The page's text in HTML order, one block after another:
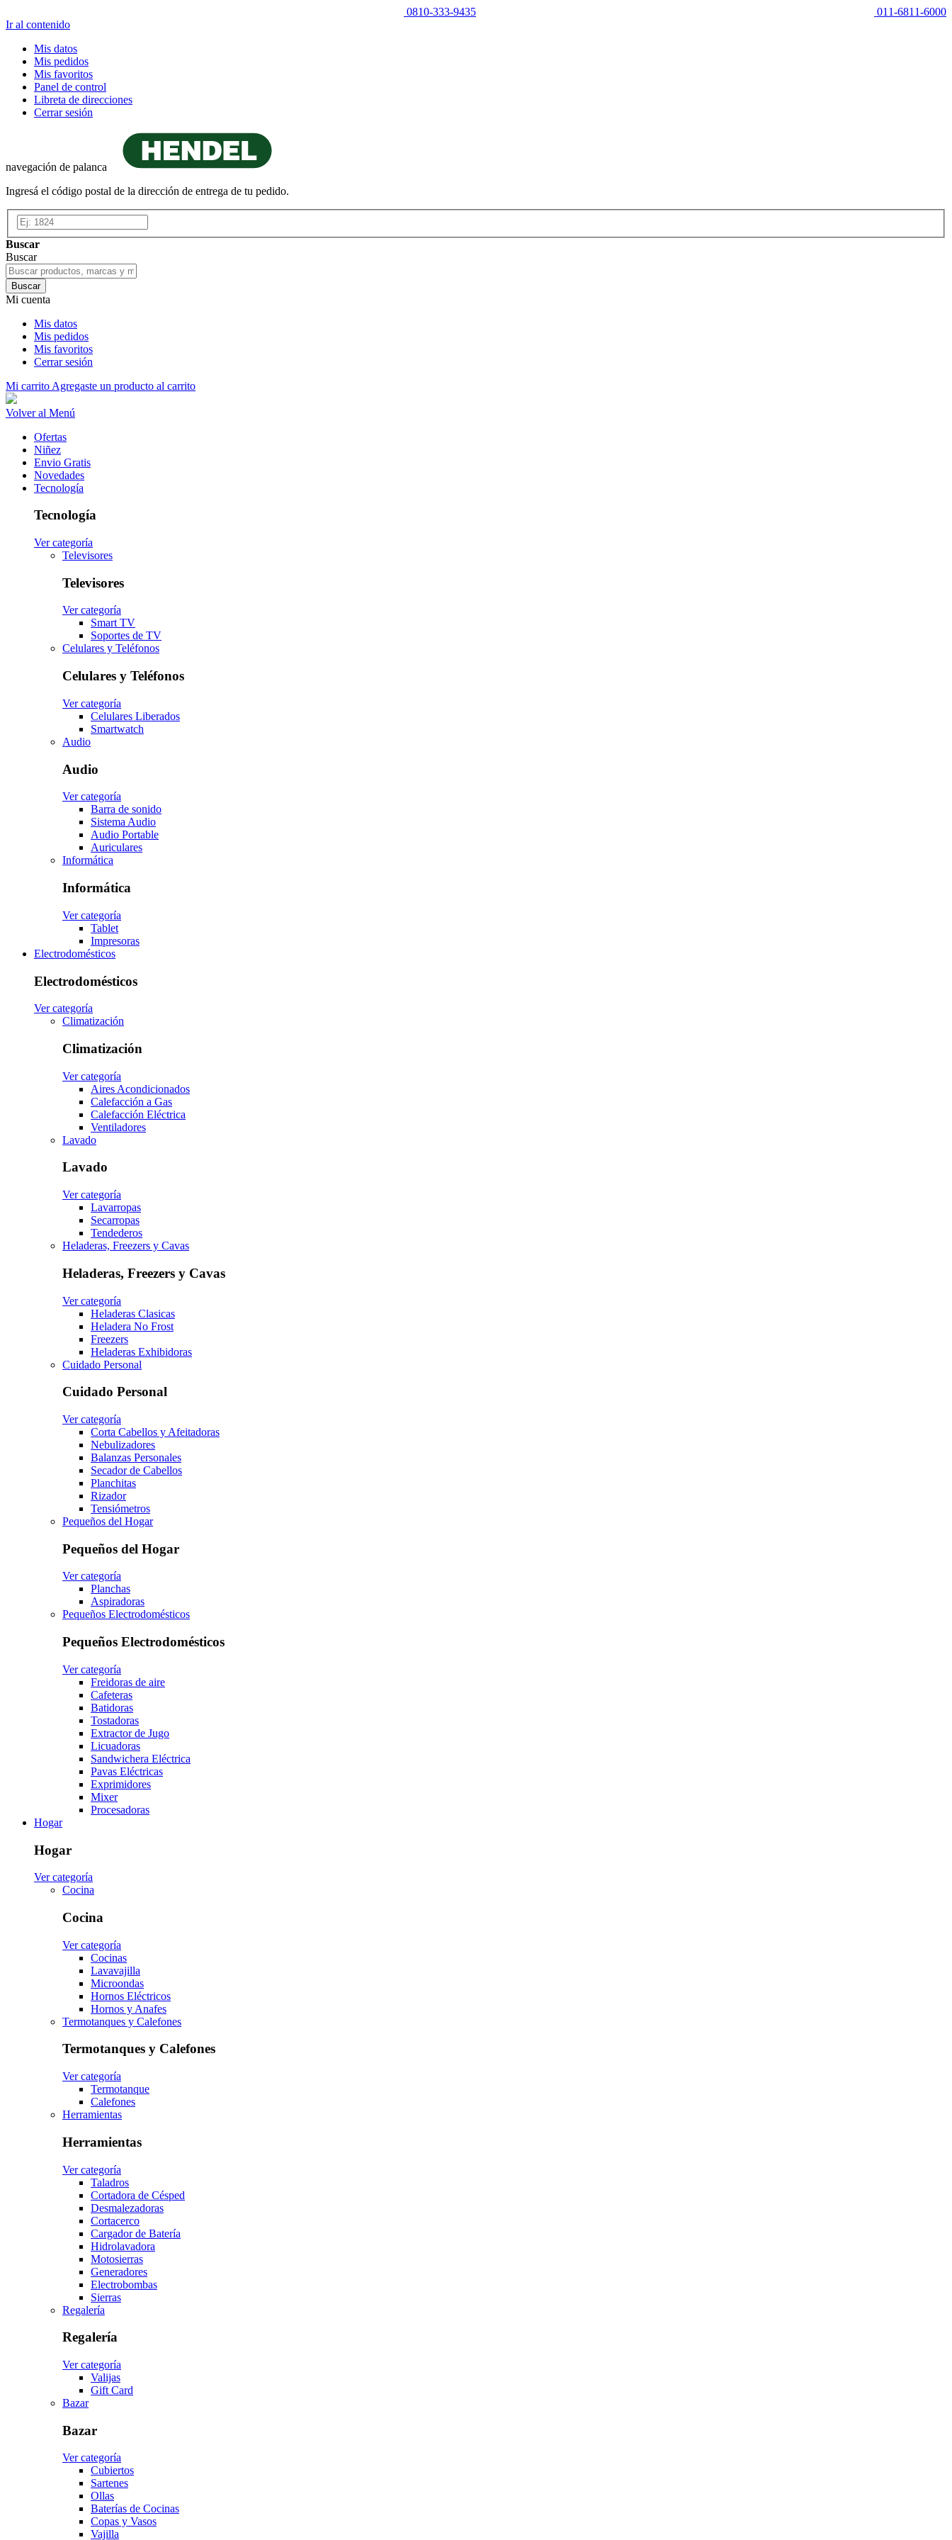
0810-333-9435
011-6811-6000
Ir al contenido
Mis datos
Mis pedidos
Mis favoritos
Panel de control
Libreta de direcciones
Cerrar sesión
navegación de palanca
Ingresá el código postal de la dirección de entrega de tu pedido.
Buscar
Buscar
Buscar
Mi cuenta
Mis datos
Mis pedidos
Mis favoritos
Cerrar sesión
Mi carrito Agregaste un producto al carrito
Volver al Menú
Ofertas
Niñez
Envio Gratis
Novedades
Tecnología
Tecnología
Ver categoría
Televisores
Televisores
Ver categoría
Smart TV
Soportes de TV
Celulares y Teléfonos
Celulares y Teléfonos
Ver categoría
Celulares Liberados
Smartwatch
Audio
Audio
Ver categoría
Barra de sonido
Sistema Audio
Audio Portable
Auriculares
Informática
Informática
Ver categoría
Tablet
Impresoras
Electrodomésticos
Electrodomésticos
Ver categoría
Climatización
Climatización
Ver categoría
Aires Acondicionados
Calefacción a Gas
Calefacción Eléctrica
Ventiladores
Lavado
Lavado
Ver categoría
Lavarropas
Secarropas
Tendederos
Heladeras, Freezers y Cavas
Heladeras, Freezers y Cavas
Ver categoría
Heladeras Clasicas
Heladera No Frost
Freezers
Heladeras Exhibidoras
Cuidado Personal
Cuidado Personal
Ver categoría
Corta Cabellos y Afeitadoras
Nebulizadores
Balanzas Personales
Secador de Cabellos
Planchitas
Rizador
Tensiómetros
Pequeños del Hogar
Pequeños del Hogar
Ver categoría
Planchas
Aspiradoras
Pequeños Electrodomésticos
Pequeños Electrodomésticos
Ver categoría
Freidoras de aire
Cafeteras
Batidoras
Tostadoras
Extractor de Jugo
Licuadoras
Sandwichera Eléctrica
Pavas Eléctricas
Exprimidores
Mixer
Procesadoras
Hogar
Hogar
Ver categoría
Cocina
Cocina
Ver categoría
Cocinas
Lavavajilla
Microondas
Hornos Eléctricos
Hornos y Anafes
Termotanques y Calefones
Termotanques y Calefones
Ver categoría
Termotanque
Calefones
Herramientas
Herramientas
Ver categoría
Taladros
Cortadora de Césped
Desmalezadoras
Cortacerco
Cargador de Batería
Hidrolavadora
Motosierras
Generadores
Electrobombas
Sierras
Regalería
Regalería
Ver categoría
Valijas
Gift Card
Bazar
Bazar
Ver categoría
Cubiertos
Sartenes
Ollas
Baterías de Cocinas
Copas y Vasos
Vajilla